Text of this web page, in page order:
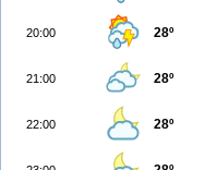
20:00 28º
21:00 28º
22:00 28º